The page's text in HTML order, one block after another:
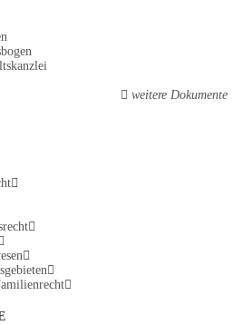
weitere Dokumente